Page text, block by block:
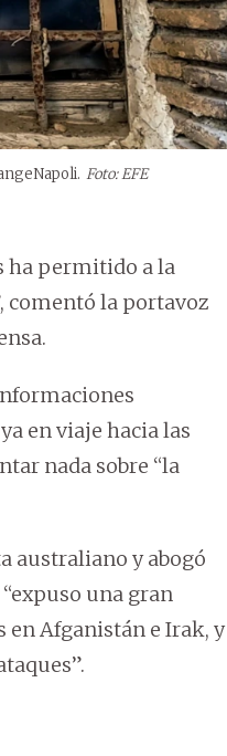
Foto: EFE
ha permitido a la
comentó la portavoz
en viaje hacia las
nada sobre “la
australiano y abogó
una gran
en Afganistán e Irak, y